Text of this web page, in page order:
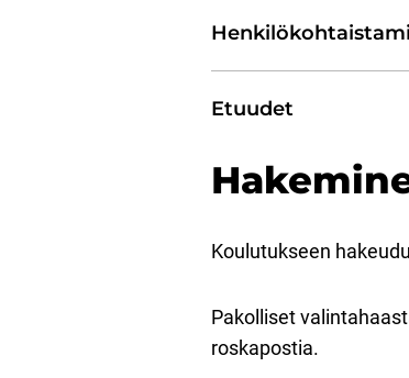
Etuudet
Koulutukseen
Pakolliset
roskapostia.